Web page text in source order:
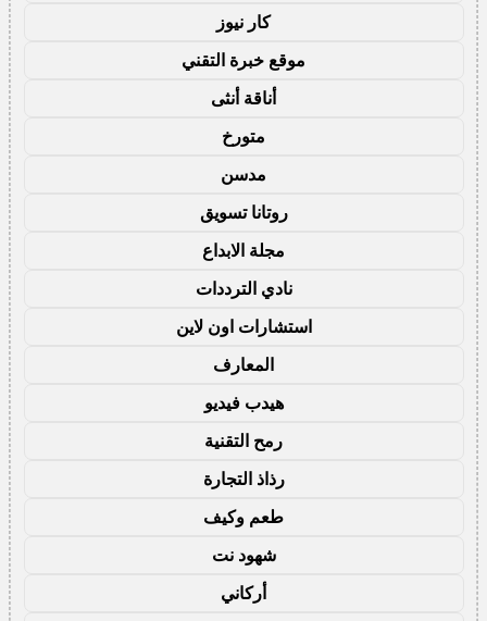
كار نيوز
موقع خبرة التقني
أناقة أنثى
متورخ
مدسن
روتانا تسويق
مجلة الابداع
نادي الترددات
استشارات اون لاين
المعارف
هيدب فيديو
رمح التقنية
رذاذ التجارة
طعم وكيف
شهود نت
أركاني